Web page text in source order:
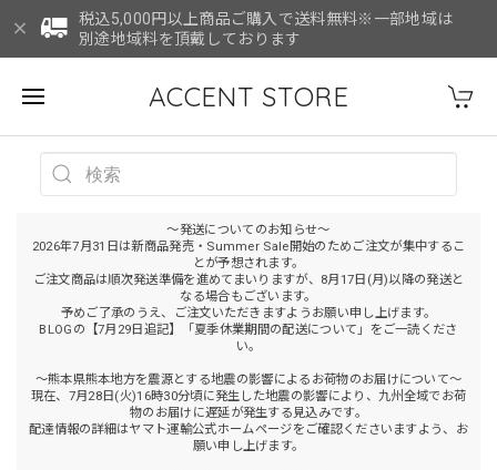
税込5,000円以上商品ご購入で送料無料※一部地域は
別途地域料を頂戴しております
ACCENT STORE
～発送についてのお知らせ～
2026年7月31日は新商品発売・Summer Sale開始のためご注文が集中するこ
とが予想されます。
ご注文商品は順次発送準備を進めてまいりますが、8月17日(月)以降の発送と
なる場合もございます。
予めご了承のうえ、ご注文いただきますようお願い申し上げます。
BLOGの【7月29日追記】「夏季休業期間の配送について」をご一読くださ
い。
～熊本県熊本地方を震源とする地震の影響によるお荷物のお届けについて～
現在、7月28日(火)16時30分頃に発生した地震の影響により、九州全域でお荷
物のお届けに遅延が発生する見込みです。
配達情報の詳細はヤマト運輸公式ホームページをご確認くださいますよう、お
願い申し上げます。